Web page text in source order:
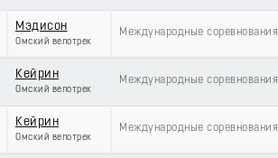
Мэдисон
Омский велотрек
Международные соревнования
Кейрин
Омский велотрек
Международные соревнования
Кейрин
Омский велотрек
Международные соревнования